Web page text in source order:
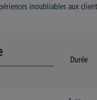
inoubliables aux
Durée